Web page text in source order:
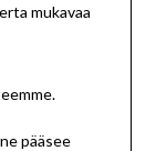
mukavaa
pääsee